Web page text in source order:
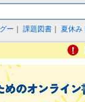
ー 課題図書 夏休み